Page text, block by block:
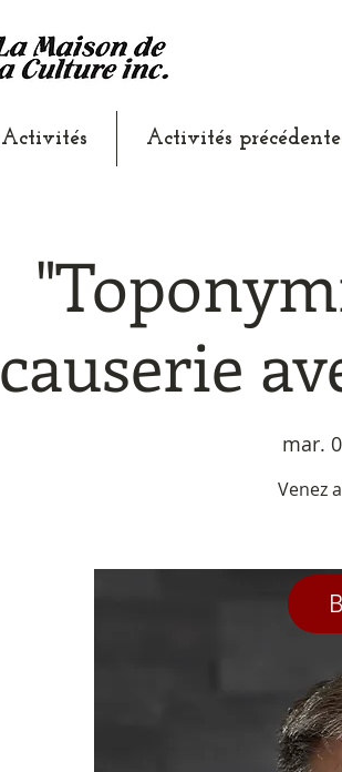
Activités Activités
causerie
mar.
Venez